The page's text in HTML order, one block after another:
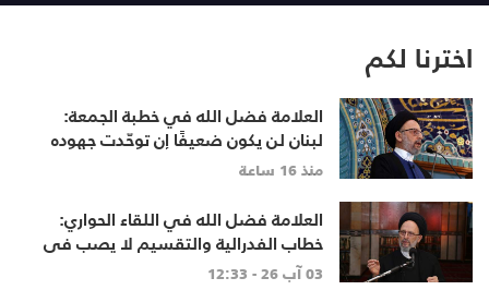
اخترنا لكم
العلامة فضل الله في خطبة الجمعة:
لبنان لن يكون ضعيفًا إن توحّدت جهوده
وخرج الجميع من حساباتهم الخاصّة
منذ 16 ساعة
العلامة فضل الله في اللقاء الحواري:
خطاب الفدرالية والتقسيم لا يصب في
مصلحة أحد
03 آب 26 - 12:33